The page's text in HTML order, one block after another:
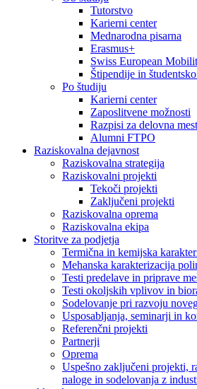
Tutorstvo
Karierni center
Mednarodna pisarna
Erasmus+
Swiss European
Štipendije in
Po študiju
Karierni center
Zaposlitvene možnosti
Razpisi za delovna
Alumni FTPO
Raziskovalna dejavnost
Raziskovalna strategija
Raziskovalni projekti
Tekoči projekti
Zaključeni projekti
Raziskovalna oprema
Raziskovalna ekipa
Storitve za podjetja
Termična in kemijska
Mehanska karakterizacija
Testi predelave in priprave
Testi okoljskih vplivov in
Sodelovanje pri razvoju
Usposabljanja, seminarji in
Referenčni projekti
Partnerji
Oprema
Uspešno zaključeni projekti,
naloge in sodelovanja z